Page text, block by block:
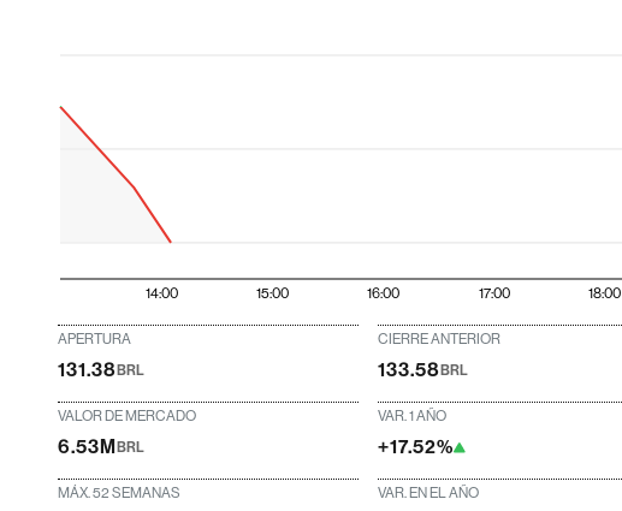
14:00 15:00 16:00 17:00 18:00
APERTURA
131.38BRL
CIERRE ANTERIOR
133.58BRL
VALOR DE MERCADO
6.53MBRL
VAR. 1 AÑO
+17.52%
MÁX. 52 SEMANAS VAR. EN EL AÑO